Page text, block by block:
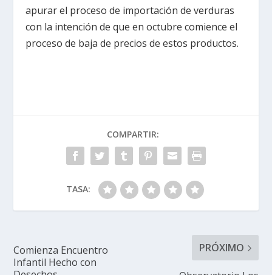
apurar el proceso de importación de verduras
con la intención de que en octubre comience el
proceso de baja de precios de estos productos.
COMPARTIR:
TASA:
Comienza Encuentro
Infantil Hecho con
PRÓXIMO